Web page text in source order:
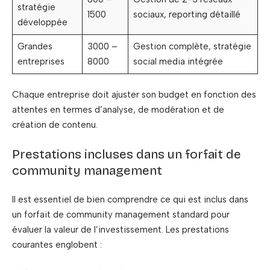
stratégie
développée
1500
sociaux, reporting détaillé
Grandes
entreprises
3000 –
8000
Gestion complète, stratégie
social media intégrée
Chaque entreprise doit ajuster son budget en fonction des
attentes en termes d’analyse, de modération et de
création de contenu.
Prestations incluses dans un forfait de
community management
Il est essentiel de bien comprendre ce qui est inclus dans
un forfait de community management standard pour
évaluer la valeur de l’investissement. Les prestations
courantes englobent :